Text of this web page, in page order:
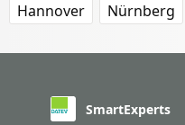
Hannover
Nürnberg
SmartExperts